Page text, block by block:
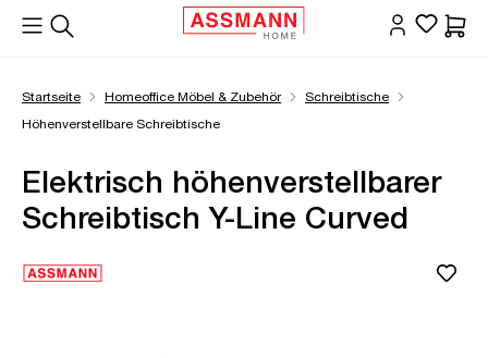
springen
Startseite Homeoffice Möbel & Zubehör
Schreibtische
Höhenverstellbare Schreibtische
Elektrisch höhenverstellbarer
Schreibtisch Y-Line Curved